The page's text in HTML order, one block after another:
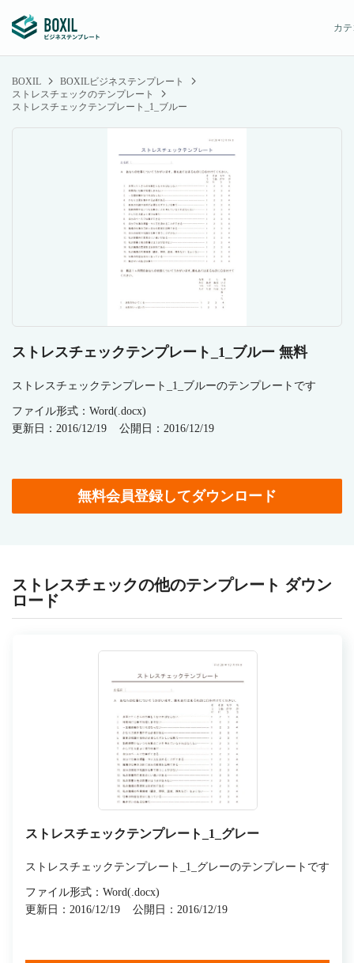
カ
BOXIL
BOXILビジネステンプレート
ストレスチェックのテンプレート
ストレスチェックテンプレート_1_ブルー
ストレスチェックテンプレート_1_ブルー 無料
ストレスチェックテンプレート_1_ブルーのテンプレートです
ファイル形式：Word(.docx)
更新日：2016/12/19
公開日：2016/12/19
無料会員登録してダウンロード
ストレスチェックの他のテンプレート ダウン
ロード
ストレスチェックテンプレート_1_グレー
ストレスチェックテンプレート_1_グレーのテンプレートです
ファイル形式：Word(.docx)
更新日：2016/12/19
公開日：2016/12/19